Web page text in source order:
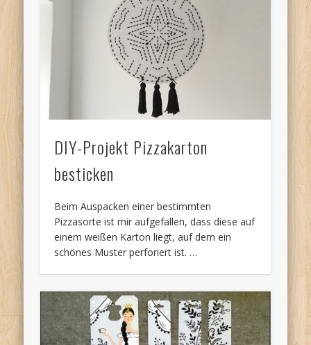
DIY-Projekt Pizzakarton
besticken
Beim Auspacken einer bestimmten
Pizzasorte ist mir aufgefallen, dass diese auf
einem weißen Karton liegt, auf dem ein
schönes Muster perforiert ist. …